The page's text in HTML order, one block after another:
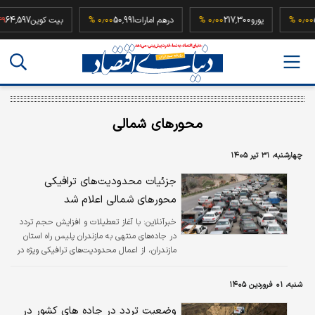
۰٫۰۰ % یورو217,300۰٫۰۰ % درهم امارات50,991۰٫۰۰ % بیت کوین
محورهای شمالی
چهارشنبه، ۳۱ تیر ۱۴۰۵
جزئیات محدودیت‌های ترافیکی
محورهای شمالی اعلام شد
خبرآنلاین: با آغاز تعطیلات و افزایش حجم تردد
در جاده‌های منتهی به مازندران پلیس راه استان
مازندران، از اعمال محدودیت‌های ترافیکی ویژه در
شنبه، ۰۱ فروردین ۱۴۰۵
وضعیت تردد در جاده های کشور در